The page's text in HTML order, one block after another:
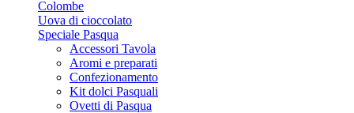
Colombe
Uova di cioccolato
Speciale Pasqua
Accessori Tavola
Aromi e preparati
Confezionamento
Kit dolci Pasquali
Ovetti di Pasqua